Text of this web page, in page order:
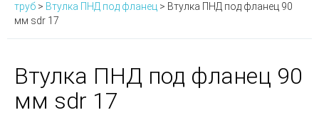
труб > Втулка ПНД под фланец > Втулка ПНД под фланец 90
мм sdr 17
Втулка ПНД под фланец 90
мм sdr 17